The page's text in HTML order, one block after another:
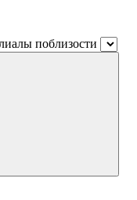
поблизости